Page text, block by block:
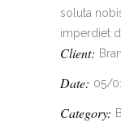
soluta
imperdiet
Client:
Date: 05/
Category: